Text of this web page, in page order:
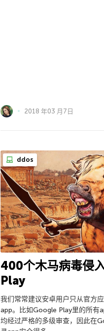
2018 年03 月7日
ddos
400个木马病毒侵
Play
我们常常建议安卓用户只从官方
app。比如Google Play里的所有
均经过严格的多级审查，因此在